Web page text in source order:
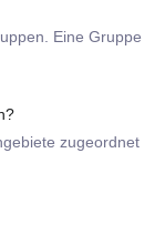
Eine Gruppe
zugeordnet